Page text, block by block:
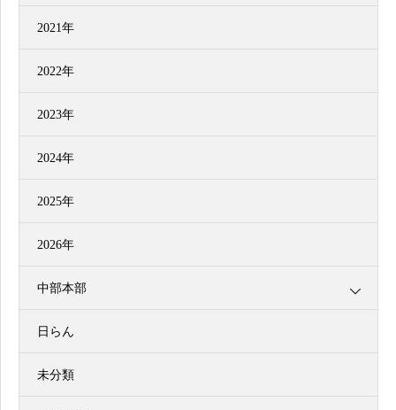
2021年
2022年
2023年
2024年
2025年
2026年
中部本部
日らん
未分類